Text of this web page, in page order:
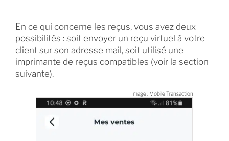
En ce qui concerne les reçus, vous avez deux
possibilités : soit envoyer un reçu virtuel à votre
client sur son adresse mail, soit utilisé une
imprimante de reçus compatibles (voir la section
suivante).
Image : Mobile Transaction